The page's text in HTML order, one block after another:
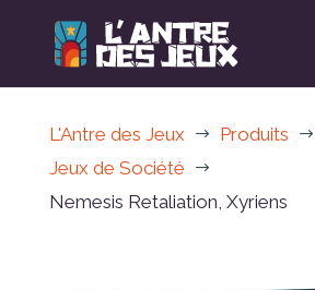
L'Antre des Jeux $ Produits $
Jeux de Société $
Nemesis Retaliation, Xyriens